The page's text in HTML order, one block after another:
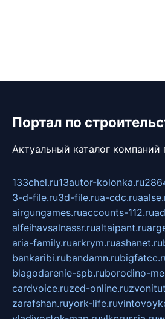
Портал по
Актуальный каталог компаний
133chel.ru13autor-kolonka.ru
3-d-file.ru3d-file.rua-cdc.ru
airgungames.ruaccounts-112.ru
alfeihavsalnassr.rualtaipant.ru
aria-family.ruarkrym.ruashanet.ru
bankaribi.rubandamn.ru
blagodarenie-spb.ruborodino-
cardvoice.ruzed-online.ru
zarafshan.ruyork-life.ru